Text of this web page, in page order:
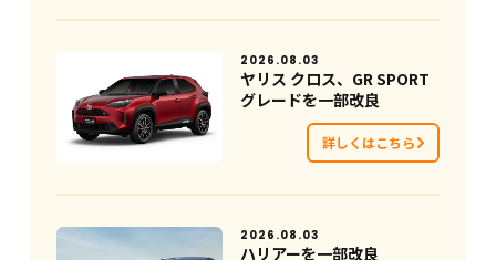
2026.08.03
ヤリス クロス、GR SPORT
グレードを一部改良
詳しくはこちら
2026.08.03
ハリアーを一部改良